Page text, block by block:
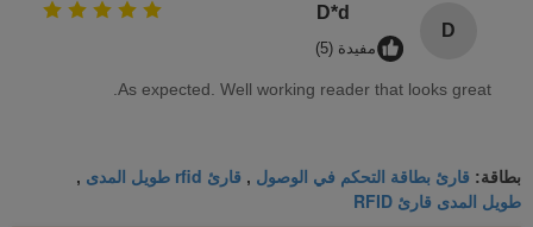
D
D*d
مفيدة (5)
As expected. Well working reader that looks great.
بطاقة: قارئ بطاقة التحكم في الوصول , قارئ rfid طويل المدى ,
طويل المدى قارئ RFID